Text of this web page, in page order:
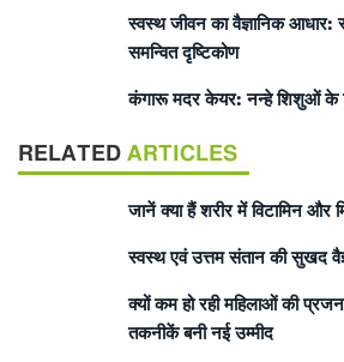
स्वस्थ जीवन का वैज्ञानिक
समन्वित दृष्टिकोण
कंगारू मदर केयर: नन्हे शिशुओं के
RELATED ARTICLES
जानें क्या हैं शरीर में विटामिन
स्वस्थ एवं उत्तम संतान की सुखद
क्यों कम हो रही महिलाओं की
तकनीकें बनी नई उम्मीद